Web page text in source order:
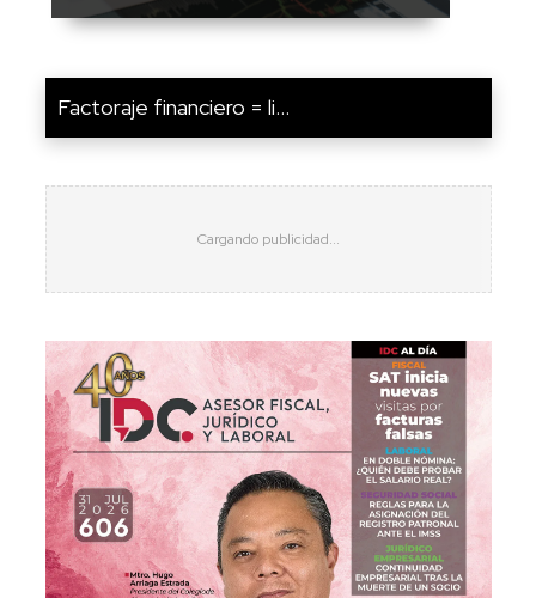
Factoraje financiero = li...